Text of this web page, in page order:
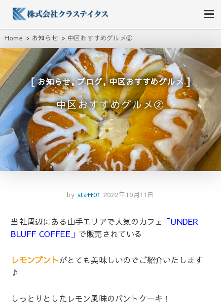
株式会社クラステイタス
地域のコミュニティーを大切にする企業
Home お知らせ 中区おすすめグルメ②
お知らせ,ブログ,中区おすすめグルメ
中区おすすめグルメ②
by staff01 2022年10月11日
当社周辺にある山手エリアで人気のカフェ 「UNDER
BLUFF COFFEE」 で販売されている
レモンブントがとても美味しいのでご紹介いたします
♪
しっとりとしたレモン風味のバントケーキ！